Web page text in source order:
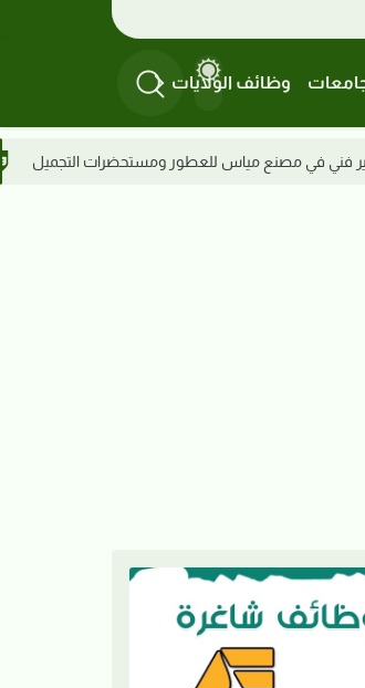
وظائف الولايات
وظائف السودان 2026 | ميناء عطبرة البري يعلن عن تعيين مشرفين بقسم التشغيل